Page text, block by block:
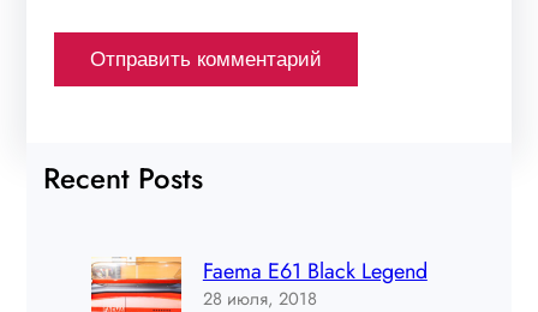
Recent Posts
Faema E61 Black Legend
28 июля, 2018